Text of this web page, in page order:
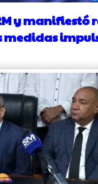
y manifiestó
medidas